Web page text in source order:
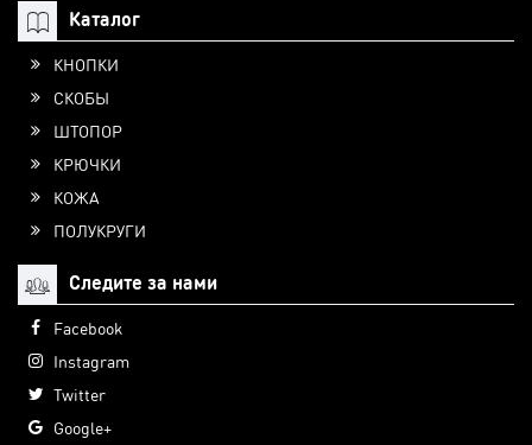
Каталог
КНОПКИ
СКОБЫ
ШТОПОР
КРЮЧКИ
КОЖА
ПОЛУКРУГИ
Следите за нами
Facebook
Instagram
Twitter
Google+